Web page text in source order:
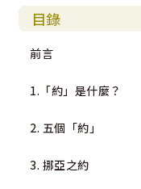
目錄
前言
1.「約」是什麼？
2. 五個「約」
3. 挪亞之約